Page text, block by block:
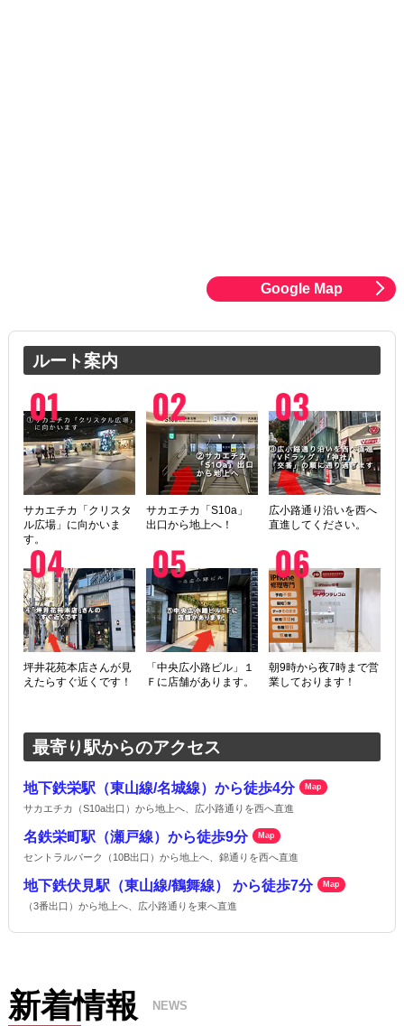
Google Map
ルート案内
サカエチカ「クリスタ
ル広場」に向かいま
す。
サカエチカ「S10a」
出口から地上へ！
広小路通り沿いを西へ
直進してください。
坪井花苑本店さんが見
えたらすぐ近くです！
「中央広小路ビル」１
Ｆに店舗があります。
朝9時から夜7時まで営
業しております！
最寄り駅からのアクセス
地下鉄栄駅（東山線/名城線）から徒歩4分 Map
サカエチカ（S10a出口）から地上へ、広小路通りを西へ直進
名鉄栄町駅（瀬戸線）から徒歩9分 Map
セントラルパーク（10B出口）から地上へ、錦通りを西へ直進
地下鉄伏見駅（東山線/鶴舞線） から徒歩7分 Map
（3番出口）から地上へ、広小路通りを東へ直進
新着情報 NEWS